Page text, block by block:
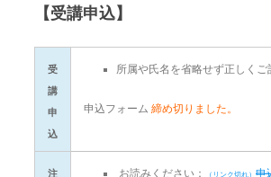
【受講申込】
受
講
申
込
所属や氏名を省略せず正しくご
申込フォーム 締め切りました。
注
お読みください：
申